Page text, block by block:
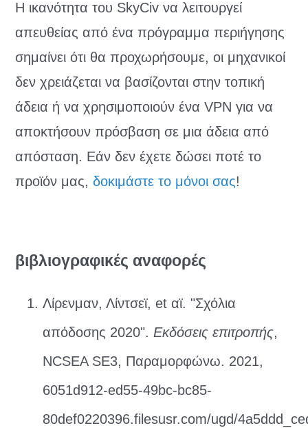
Η ικανότητα του SkyCiv να λειτουργεί
απευθείας από ένα πρόγραμμα περιήγησης
σημαίνει ότι θα προχωρήσουμε, οι μηχανικοί
δεν χρειάζεται να βασίζονται στην τοπική
άδεια ή να χρησιμοποιούν ένα VPN για να
αποκτήσουν πρόσβαση σε μια άδεια από
απόσταση. Εάν δεν έχετε δώσει ποτέ το
προϊόν μας,δοκιμάστε το μόνοι σας!
βιβλιογραφικές αναφορές
Λίρενμαν, Λίντσεϊ, et αϊ. "Σχόλια
απόδοσης 2020". Εκδόσεις επιτροπής,
NCSEA SE3, Παραμορφώνω. 2021,
6051d912-ed55-49bc-bc85-
80def0220396.filesusr.com/ugd/